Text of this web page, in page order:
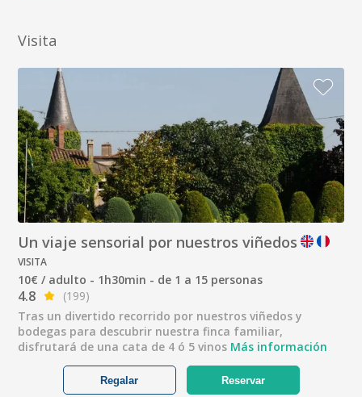
Visita
Un viaje sensorial por nuestros viñedos
VISITA
10€ / adulto - 1h30min - de 1 a 15 personas
4.8
(199)
Tras un divertido recorrido por nuestros viñedos y
bodegas para descubrir nuestra finca familiar,
disfrutará de una cata de 4 ó 5 vinos Más información
Reservar
Regalar